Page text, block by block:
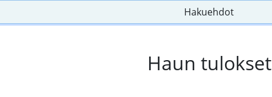
Hakuehdot
Haun tulokset